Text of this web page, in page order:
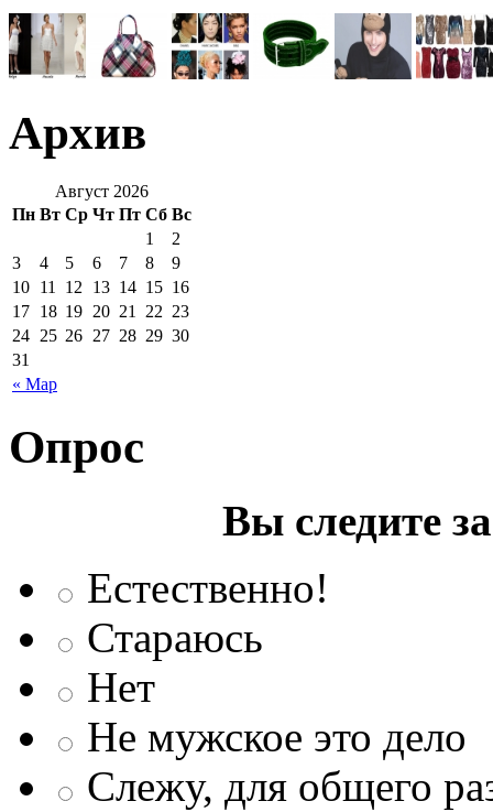
Архив
Август 2026
Пн Вт Ср Чт Пт Сб Вс
« Мар
1
2
3
4 5 6 7 8
9
10 11 12 13 14 15 16
17 18 19 20 21 22 23
24 25 26 27 28 29 30
31
Опрос
Вы следите
Естественно!
Стараюсь
Нет
Не мужское это дело
Слежу, для общего